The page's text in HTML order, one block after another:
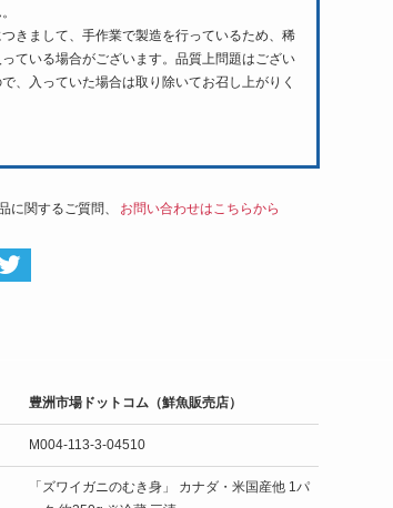
きまして、手作業で製造を行っているため、稀
ている場合がございます。品質上問題はござい
、入っていた場合は取り除いてお召し上がりく
に関するご質問、 お問い合わせはこちらから
豊洲市場ドットコム（鮮魚販売店）
M004-113-3-04510
「ズワイガニのむき身」 カナダ・米国産他 1パ